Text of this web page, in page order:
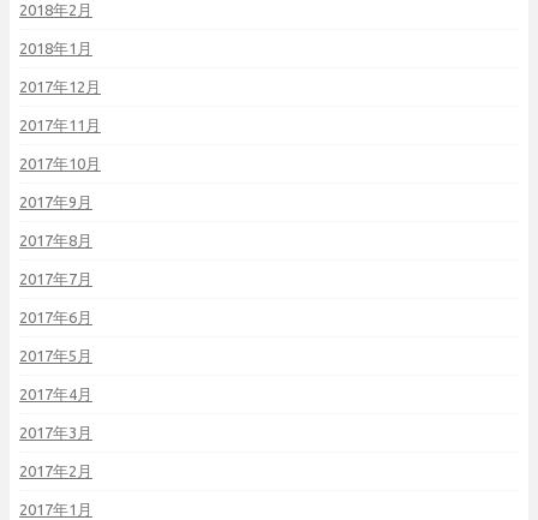
2018年2月
2018年1月
2017年12月
2017年11月
2017年10月
2017年9月
2017年8月
2017年7月
2017年6月
2017年5月
2017年4月
2017年3月
2017年2月
2017年1月